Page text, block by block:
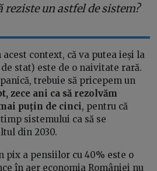
reziste un astfel de sistem?
context, că va putea ieși la
stat) este de o naivitate rară.
trebuie să pricepem un
zece ani ca să rezolvăm
puțin de cinci, pentru că
sistemului ca să se
din 2030.
pix a pensiilor cu 40% este o
în aer economia României nu